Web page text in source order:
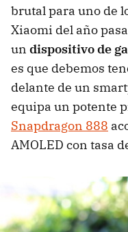
brutal para uno de
Xiaomi del año
un dispositivo de
es que debemos
delante de un
equipa un potente
Snapdragon 888
AMOLED con tasa